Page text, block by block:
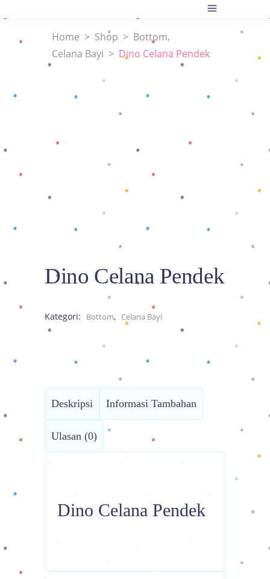
Home > Shop > Bottom,
Celana Bayi > Dino Celana Pendek
Dino Celana Pendek
Kategori: Bottom, Celana Bayi
Deskripsi Informasi Tambahan
Ulasan (0)
Dino Celana Pendek